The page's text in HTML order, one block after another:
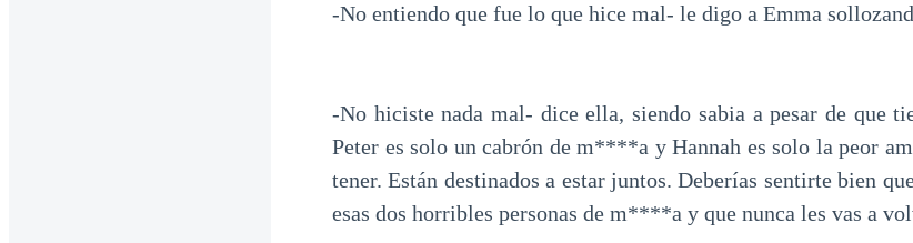
-No entiendo que fue lo que hice mal- le digo a Emma
-No hiciste nada mal- dice ella, siendo sabia a pesar de que
Peter es solo un cabrón de m****a y Hannah es solo la peor
tener. Están destinados a estar juntos. Deberías sentirte bien
esas dos horribles personas de m****a y que nunca les vas a